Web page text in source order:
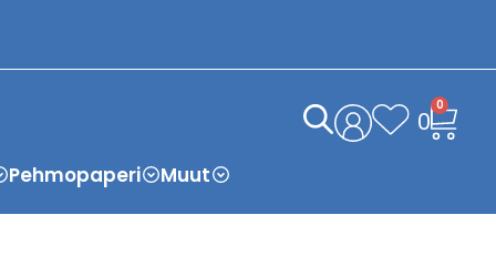
0
0
Pehmopaperi Muut